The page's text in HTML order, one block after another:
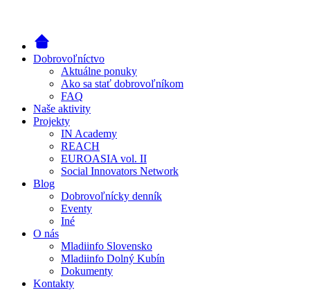
Dobrovoľníctvo
Aktuálne ponuky
Ako sa stať dobrovoľníkom
FAQ
Naše aktivity
Projekty
IN Academy
REACH
EUROASIA vol. II
Social Innovators Network
Blog
Dobrovoľnícky denník
Eventy
Iné
O nás
Mladiinfo Slovensko
Mladiinfo Dolný Kubín
Dokumenty
Kontakty